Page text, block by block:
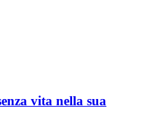
vita nella sua